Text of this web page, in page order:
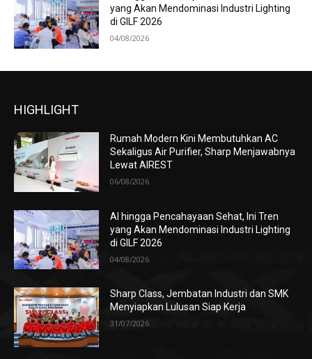
yang Akan Mendominasi Industri Lighting
di GILF 2026
04/08/2026
HIGHLIGHT
Rumah Modern Kini Membutuhkan AC
Sekaligus Air Purifier, Sharp Menjawabnya
Lewat AIREST
06/08/2026
AI hingga Pencahayaan Sehat, Ini Tren
yang Akan Mendominasi Industri Lighting
di GILF 2026
04/08/2026
Sharp Class, Jembatan Industri dan SMK
Menyiapkan Lulusan Siap Kerja
31/07/2026